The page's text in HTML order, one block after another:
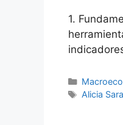
1.
Etiquetas
Alicia